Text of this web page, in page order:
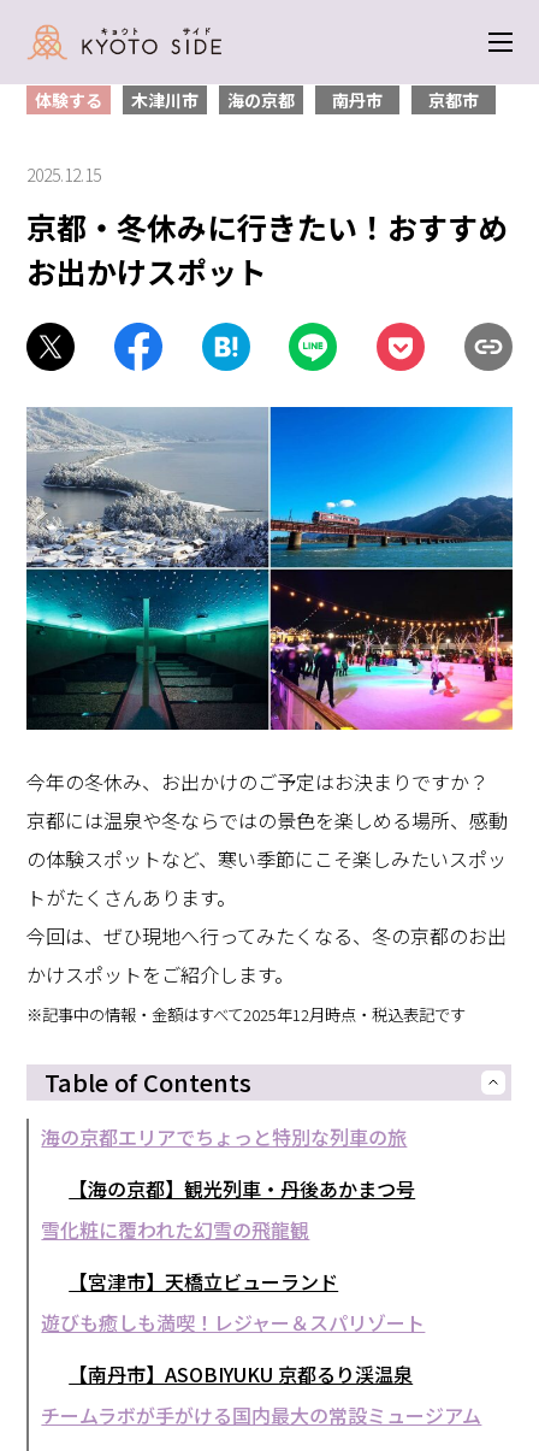
ト
体験する 木津川市 海の京都 南丹市 京都市
2025.12.15
京都・冬休みに行きたい！おすすめ
お出かけスポット
今年の冬休み、お出かけのご予定はお決まりですか？
京都には温泉や冬ならではの景色を楽しめる場所、感動
の体験スポットなど、寒い季節にこそ楽しみたいスポッ
トがたくさんあります。
今回は、ぜひ現地へ行ってみたくなる、冬の京都のお出
かけスポットをご紹介します。
※記事中の情報・金額はすべて2025年12月時点・税込表記です
Table of Contents
海の京都エリアでちょっと特別な列車の旅
【海の京都】観光列車・丹後あかまつ号
雪化粧に覆われた幻雪の飛龍観
【宮津市】天橋立ビューランド
遊びも癒しも満喫！レジャー＆スパリゾート
【南丹市】ASOBIYUKU 京都るり渓温泉
チームラボが手がける国内最大の常設ミュージアム